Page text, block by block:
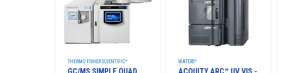
THERMO FISHER SCIENTIFIC™ WATERS™